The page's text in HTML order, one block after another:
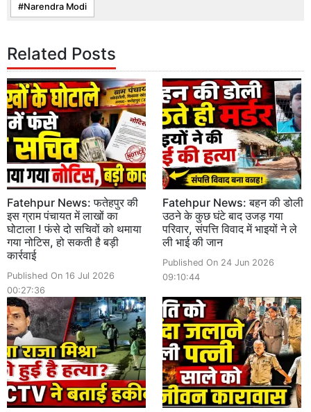
Narendra Modi
Related Posts
Fatehpur News: फतेहपुर की
इस ग्राम पंचायत में लाखों का
घोटाला ! फंसे दो सचिवों को थमाया
गया नोटिस, हो सकती है बड़ी
कार्रवाई
Published On 16 Jul 2026
00:27:36
Fatehpur News: बहन की डोली
उठने के कुछ घंटे बाद उजड़ गया
परिवार, संपत्ति विवाद में भाइयों ने ले
ली भाई की जान
Published On 24 Jun 2026
09:10:44